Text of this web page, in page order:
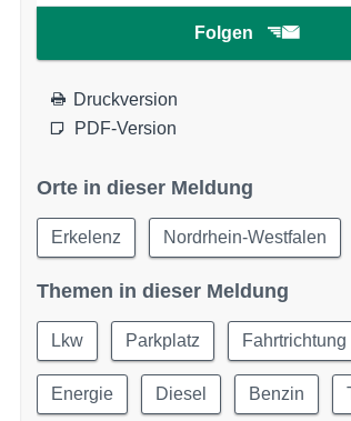
Folgen
Druckversion
PDF-Version
Orte in dieser Meldung
Erkelenz Nordrhein-Westfalen
Themen in dieser Meldung
Lkw Parkplatz Fahrtrichtung
Energie Diesel Benzin